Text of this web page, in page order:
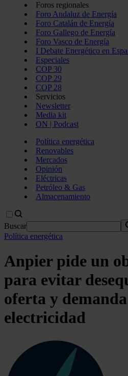
Foros regionales
Foro Andaluz de Energía
Foro Catalán de Energía
Foro Gallego de Energía
Foro Vasco de Energía
I Debate Energético en
Especiales
COP 30
COP 29
COP 28
Servicios
Newsletter
Media kit
ON | Podcast
Política energética
Renovables
Mercados
Opinión
Eléctricas
Petróleo & Gas
Almacenamiento
Buscar
Política energética
Anpier pide un
para evitar
oferta y
electricidad